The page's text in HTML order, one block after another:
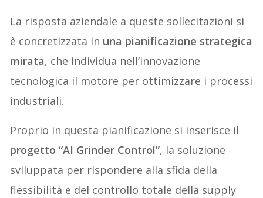
La risposta aziendale a queste sollecitazioni si
è concretizzata in una pianificazione strategica
mirata, che individua nell’innovazione
tecnologica il motore per ottimizzare i processi
industriali.
Proprio in questa pianificazione si inserisce il
progetto “AI Grinder Control”, la soluzione
sviluppata per rispondere alla sfida della
flessibilità e del controllo totale della supply